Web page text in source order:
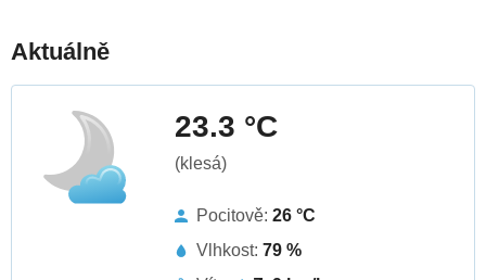
Aktuálně
23.3 °C
(klesá)
Pocitově: 26 °C
Vlhkost: 79 %